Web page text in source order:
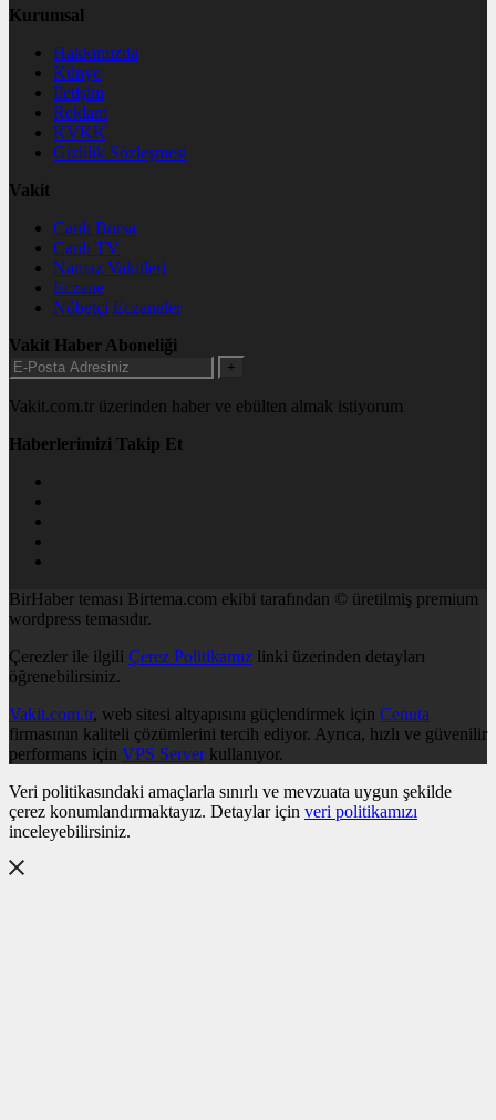
Kurumsal
Hakkımızda
Künye
İletişim
Reklam
KVKK
Gizlilik Sözleşmesi
Vakit
Canlı Borsa
Canlı TV
Namaz Vakitleri
Eczane
Nöbetçi Eczaneler
Vakit Haber Aboneliği
+
Vakit.com.tr üzerinden haber ve ebülten almak istiyorum
Haberlerimizi Takip Et
BirHaber teması Birtema.com ekibi tarafından © üretilmiş premium
wordpress temasıdır.
Çerezler ile ilgili Çerez Politikamız linki üzerinden detayları
öğrenebilirsiniz.
Vakit.com.tr, web sitesi altyapısını güçlendirmek için Cenuta
firmasının kaliteli çözümlerini tercih ediyor. Ayrıca, hızlı ve güvenilir
performans için VPS Serverkullanıyor.
Veri politikasındaki amaçlarla sınırlı ve mevzuata uygun şekilde
çerez konumlandırmaktayız. Detaylar için veri politikamızı
inceleyebilirsiniz.